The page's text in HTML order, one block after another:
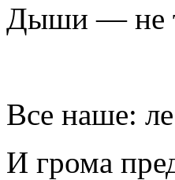
Дыши — не
Все наше:
И грома